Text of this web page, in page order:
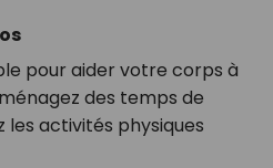
pour aider votre corps à
des temps de
activités physiques